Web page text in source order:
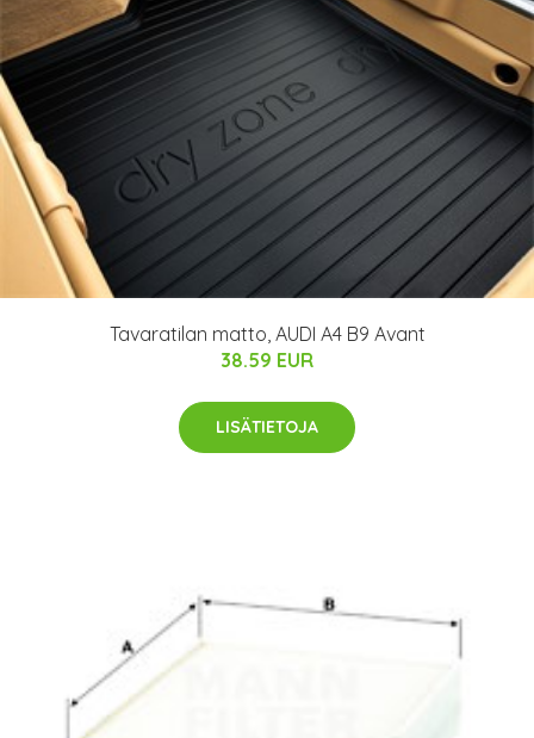
Tavaratilan matto, AUDI A4 B9 Avant
38.59 EUR
LISÄTIETOJA